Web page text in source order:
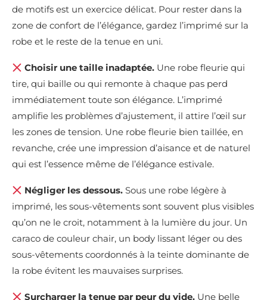
de motifs est un exercice délicat. Pour rester dans la
zone de confort de l’élégance, gardez l’imprimé sur la
robe et le reste de la tenue en uni.
Choisir une taille inadaptée. Une robe fleurie qui
tire, qui baille ou qui remonte à chaque pas perd
immédiatement toute son élégance. L’imprimé
amplifie les problèmes d’ajustement, il attire l’œil sur
les zones de tension. Une robe fleurie bien taillée, en
revanche, crée une impression d’aisance et de naturel
qui est l’essence même de l’élégance estivale.
Négliger les dessous. Sous une robe légère à
imprimé, les sous-vêtements sont souvent plus visibles
qu’on ne le croit, notamment à la lumière du jour. Un
caraco de couleur chair, un body lissant léger ou des
sous-vêtements coordonnés à la teinte dominante de
la robe évitent les mauvaises surprises.
Surcharger la tenue par peur du vide. Une belle